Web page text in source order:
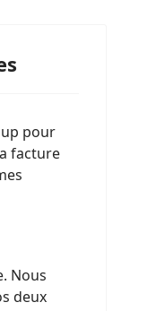
pour
facture
Nous
deux